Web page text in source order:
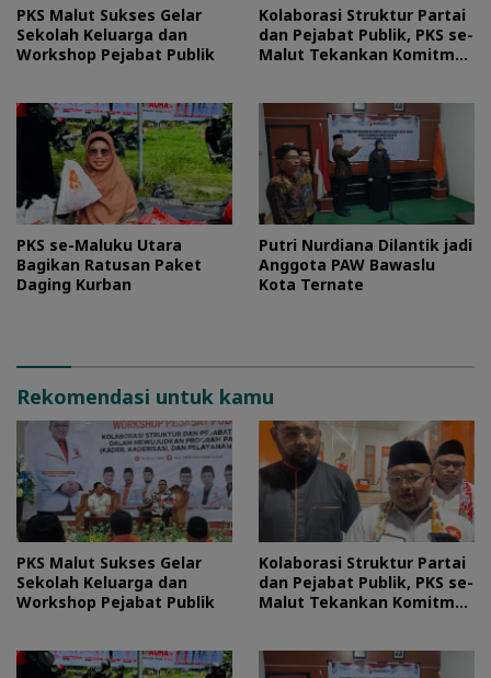
PKS Malut Sukses Gelar
Sekolah Keluarga dan
Workshop Pejabat Publik
Kolaborasi Struktur Partai
dan Pejabat Publik, PKS se-
Malut Tekankan Komitmen
PKS se-Maluku Utara
Bagikan Ratusan Paket
Daging Kurban
Putri Nurdiana Dilantik jadi
Anggota PAW Bawaslu
Kota Ternate
Rekomendasi untuk kamu
PKS Malut Sukses Gelar
Sekolah Keluarga dan
Workshop Pejabat Publik
Kolaborasi Struktur Partai
dan Pejabat Publik, PKS se-
Malut Tekankan Komitmen